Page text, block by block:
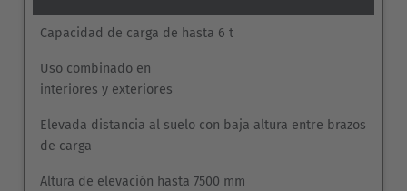
Capacidad de carga de hasta 6 t
Uso combinado en
interiores y exteriores
Elevada distancia al suelo con baja altura entre brazos
de carga
Altura de elevación hasta 7500 mm